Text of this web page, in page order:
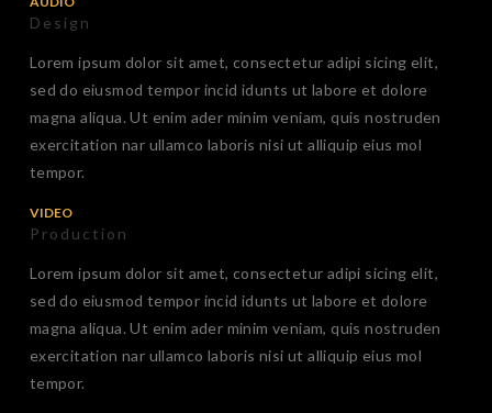
Design
Lorem ipsum dolor sit amet, consectetur adipi sicing elit,
sed do eiusmod tempor incid idunts ut labore et dolore
magna aliqua. Ut enim ader minim veniam, quis nostruden
exercitation nar ullamco laboris nisi ut alliquip eius mol
tempor.
VIDEO
Production
Lorem ipsum dolor sit amet, consectetur adipi sicing elit,
sed do eiusmod tempor incid idunts ut labore et dolore
magna aliqua. Ut enim ader minim veniam, quis nostruden
exercitation nar ullamco laboris nisi ut alliquip eius mol
tempor.